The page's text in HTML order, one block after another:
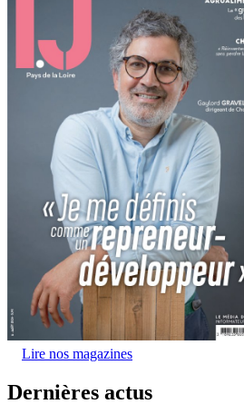
Lire nos magazines
Dernières actus